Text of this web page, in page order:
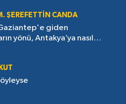
ŞEREFETTIN CANDA
giden
yönü, Antakya’ya nasıl